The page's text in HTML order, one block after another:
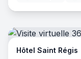
Hôtel Saint Régis